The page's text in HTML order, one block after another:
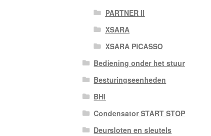
PARTNER II
XSARA
XSARA PICASSO
Bediening onder het stuur
Besturingseenheden
BHI
Condensator START STOP
Deursloten en sleutels